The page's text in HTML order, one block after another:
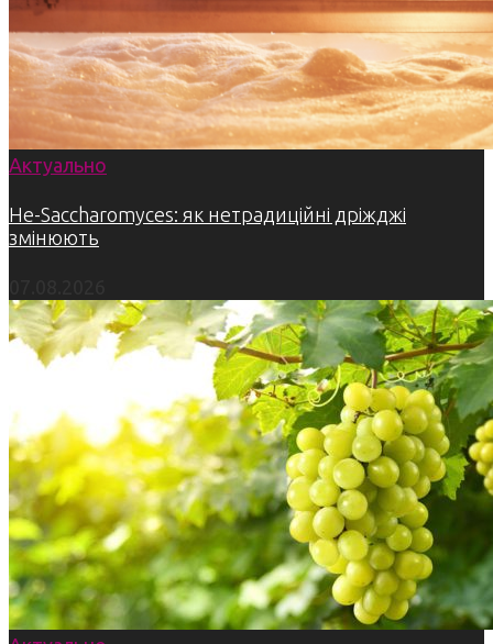
Актуально
Не-Saccharomyces: як нетрадиційні дріжджі
змінюють